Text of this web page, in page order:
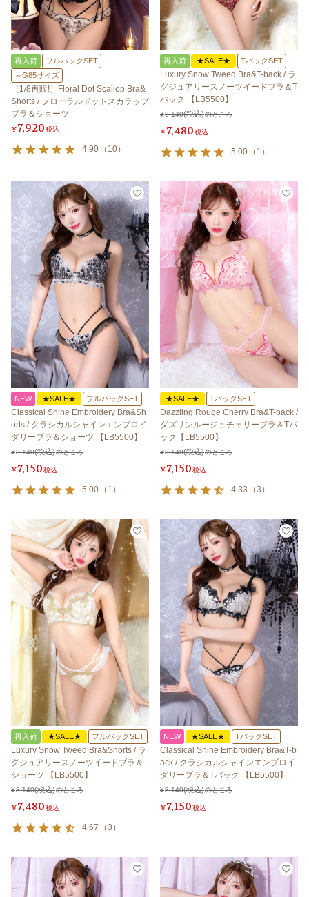
再入荷
フルバックSET
～G85サイズ
［1/8再販!］Floral Dot Scallop Bra&
Shorts / フローラルドットスカラップ
ブラ＆ショーツ
¥7,920税込
4.90 （ 10）
再入荷 ★SALE★ TバックSET
Luxury Snow Tweed Bra&T-back / ラ
グジュアリースノーツイードブラ＆T
バック 【LB5500】
¥8,140 のところ
¥7,480税込
5.00 （ 1 ）
NEW ★SALE★ フルバックSET
Classical Shine Embroidery Bra&Sh
orts / クラシカルシャインエンブロイ
ダリーブラ＆ショーツ 【LB5500】
¥8,140 のところ
¥7,150税込
5.00 （ 1 ）
★SALE★ TバックSET
Dazzling Rouge Cherry Bra&T-back /
ダズリンルージュチェリーブラ＆Tバ
ック【LB5500】
¥8,140 のところ
¥7,150税込
4.33 （3 ）
再入荷 ★SALE★ フルバックSET
Luxury Snow Tweed Bra&Shorts / ラ
グジュアリースノーツイードブラ＆
ショーツ 【LB5500】
¥8,140 のところ
¥7,480税込
4.67 （3 ）
NEW ★SALE★ TバックSET
Classical Shine Embroidery Bra&T-b
ack / クラシカルシャインエンブロイ
ダリーブラ＆Tバック 【LB5500】
¥8,140 のところ
¥7,150税込